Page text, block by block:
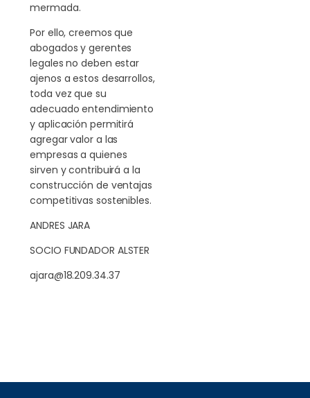
mermada.
Por ello, creemos que
abogados y gerentes
legales no deben estar
ajenos a estos desarrollos,
toda vez que su
adecuado entendimiento
y aplicación permitirá
agregar valor a las
empresas a quienes
sirven y contribuirá a la
construcción de ventajas
competitivas sostenibles.
ANDRES JARA
SOCIO FUNDADOR ALSTER
ajara@18.209.34.37